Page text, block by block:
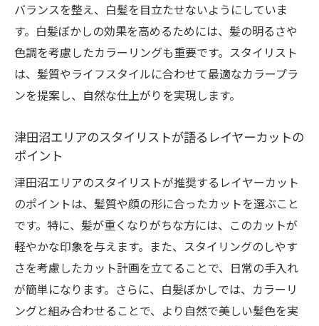
レイヤーカットで自然に白髪をカモフラージュ
する方法
髪の動きを活かして白髪をぼかすテクニッ
ク
色味調整で白髪を目立たせない工夫
白髪ぼかしに最適なカラー選び
ナチュラルな見た目を保つためのスタイリ
ング手法
地元のサロンで体験できる独自の白髪ぼか
し
津田沼駅周辺で人気の白髪ぼかしテクニック
地元で話題の白髪ぼかしテクニックとは
スタイリストが推薦する白髪ぼかしの施術
バランスを整え、白髪を目立たせないようにしていま
す。白髪ぼかしの効果を高めるためには、髪の明るさや
色調を考慮したカラーリングも重要です。スタイリスト
は、髪質やライフスタイルに合わせて最適なカラープラ
ンを提案し、自然な仕上がりを実現します。
津田沼エリアのスタイリストが語るレイヤーカットの
ポイント
津田沼エリアのスタイリストが推奨するレイヤーカット
のポイントは、髪質や顔の形に合ったカットを選ぶこと
です。特に、髪が重くなりがちな方には、このカットが
軽やかな印象を与えます。また、スタイリングのしやす
さを考慮したカット計画を立てることで、日常の手入れ
が簡単になります。さらに、白髪ぼかしでは、カラーリ
ングと組み合わせることで、より自然で美しい髪色を実